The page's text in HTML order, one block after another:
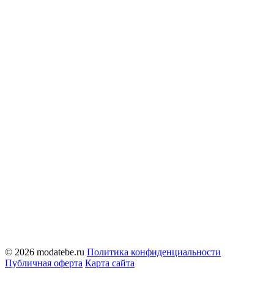
© 2026 modatebe.ru Политика конфиденциальности
Публичная оферта Карта сайта